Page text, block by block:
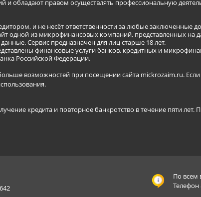
обладают правом осуществлять профессиональную
и не несёт ответственности за любые заключенные
одной из микрофинансовых компаний, представленных на
Сервис предназначен для лиц старше 18 лет.
финансовые услуги банков, кредитных и
Российской Федерации.
возможностей при посещении сайта mickrozaim.ru.
.
кредита и повторное банкротство в течение пяти лет.
По всем
Телефон